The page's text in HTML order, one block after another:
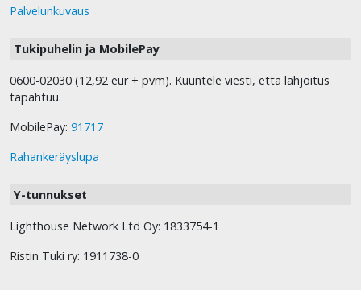
Palvelunkuvaus
Tukipuhelin ja MobilePay
0600-02030 (12,92 eur + pvm). Kuuntele viesti, että lahjoitus
tapahtuu.
MobilePay: 91717
Rahankeräyslupa
Y-tunnukset
Lighthouse Network Ltd Oy: 1833754-1
Ristin Tuki ry: 1911738-0